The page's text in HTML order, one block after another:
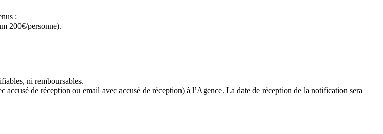
:
200€/personne).
ni remboursables.
de réception ou email avec accusé de réception) à l’Agence. La date de réception de la notification sera